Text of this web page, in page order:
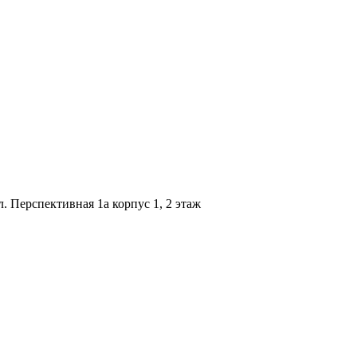
Перспективная 1а корпус 1, 2 этаж